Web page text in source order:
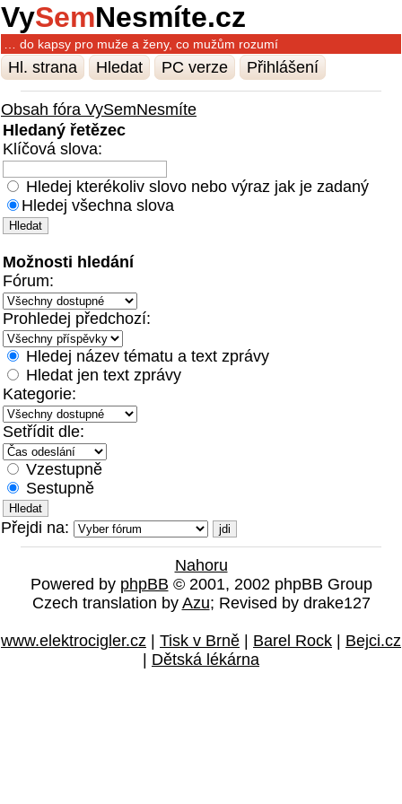
VySemNesmíte.cz
… do kapsy pro muže a ženy, co mužům rozumí
Hl. strana Hledat PC verze Přihlášení
Obsah fóra VySemNesmíte
Hledaný řetězec
Klíčová slova:
Hledej kterékoliv slovo nebo výraz jak je zadaný
Hledej všechna slova
Možnosti hledání
Fórum:
Prohledej předchozí:
Hledej název tématu a text zprávy
Hledat jen text zprávy
Kategorie:
Setřídit dle:
Vzestupně
Sestupně
Přejdi na:
Nahoru
Powered by phpBB © 2001, 2002 phpBB Group
Czech translation by Azu; Revised by drake127
www.elektrocigler.cz Tisk v Brně Barel Rock
Bejci.cz
Dětská lékárna